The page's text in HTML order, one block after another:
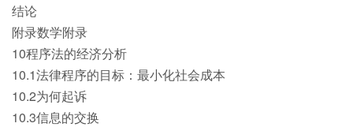
结论
附录数学附录
10程序法的经济分析
10.1法律程序的目标：最小化社会成本
10.2为何起诉
10.3信息的交换